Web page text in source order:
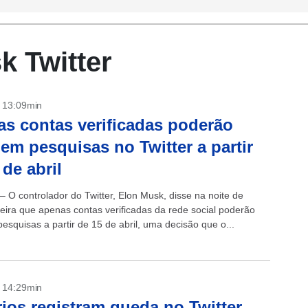
Twitter
contas verificadas poderão
pesquisas no Twitter a partir
abril
O controlador do Twitter, Elon Musk, disse na noite de
que apenas contas verificadas da rede social poderão
a partir de 15 de abril, uma decisão que o...